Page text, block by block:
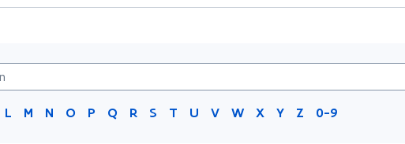
L M N O P Q R S T U V W X Y Z 0-9